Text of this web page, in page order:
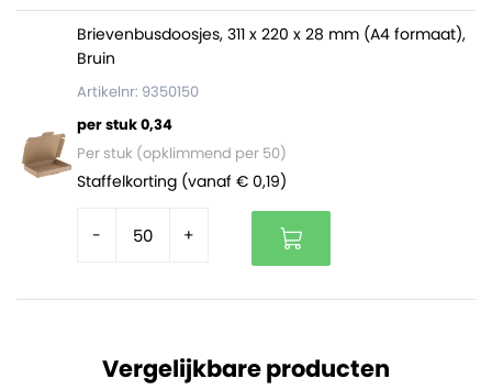
Brievenbusdoosjes, 311 x 220 x 28 mm (A4 formaat),
Bruin
Artikelnr: 9350150
per stuk 0,34
Per stuk (opklimmend per 50)
Staffelkorting (vanaf € 0,19)
- +
Vergelijkbare producten